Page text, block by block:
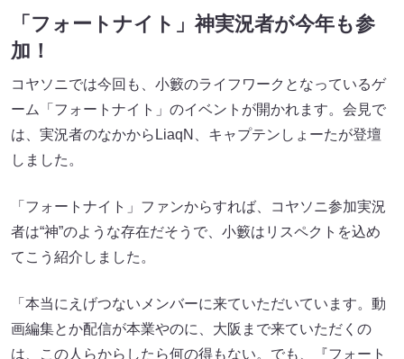
「フォートナイト」神実況者が今年も参
加！
コヤソニでは今回も、小籔のライフワークとなっているゲ
ーム「フォートナイト」のイベントが開かれます。会見で
は、実況者のなかからLiaqN、キャプテンしょーたが登壇
しました。
「フォートナイト」ファンからすれば、コヤソニ参加実況
者は“神”のような存在だそうで、小籔はリスペクトを込め
てこう紹介しました。
「本当にえげつないメンバーに来ていただいています。動
画編集とか配信が本業やのに、大阪まで来ていただくの
は、この人らからしたら何の得もない。でも、『フォート